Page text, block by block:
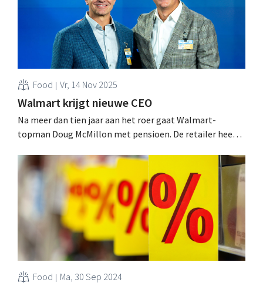
Food Vr, 14 Nov 2025
Walmart krijgt nieuwe CEO
Na meer dan tien jaar aan het roer gaat Walmart-
topman Doug McMillon met pensioen. De retailer heeft
huidige CEO van het bedrijf in de Verenigde Staten. .
Food Ma, 30 Sep 2024